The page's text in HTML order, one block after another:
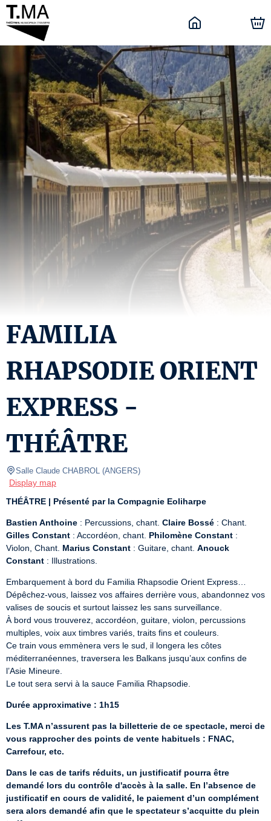
FAMILIA
RHAPSODIE ORIENT
EXPRESS -
THÉÂTRE
Salle Claude CHABROL (ANGERS)
Display map
THÉÂTRE | Présenté par la Compagnie Eoliharpe
Bastien Anthoine : Percussions, chant. Claire Bossé
Gilles Constant : Accordéon, chant. Philomène Constant :
Violon, Chant. Marius Constant : Guitare, chant. Anouck
Constant : Illustrations.
Embarquement à bord du Familia Rhapsodie Orient Express…
Dépêchez-vous, laissez vos affaires derrière vous, abandonnez vos
valises de soucis et surtout laissez les sans surveillance.
À bord vous trouverez, accordéon, guitare, violon, percussions
multiples, voix aux timbres variés, traits fins et couleurs.
Ce train vous emmènera vers le sud, il longera les côtes
méditerranéennes, traversera les Balkans jusqu’aux confins de
l’Asie Mineure.
Le tout sera servi à la sauce Familia Rhapsodie.
Durée approximative : 1h15
Les T.MA n’assurent pas la billetterie de ce spectacle, merci de
vous rapprocher des points de vente habituels : FNAC,
Carrefour, etc.
Dans le cas de tarifs réduits, un justificatif pourra être
demandé lors du contrôle d'accès à la salle. En l’absence de
justificatif en cours de validité, le paiement d’un complément
sera alors demandé afin que le spectateur s’acquitte du plein